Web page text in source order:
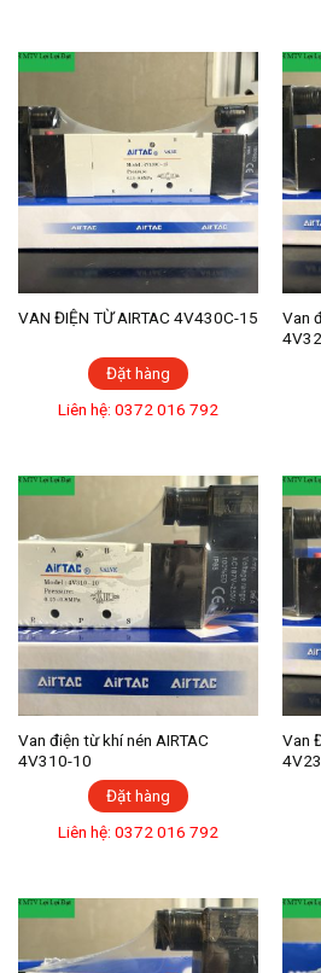
VAN ĐIỆN TỪ AIRTAC 4V430C-15
Đặt hàng
Liên hệ: 0372 016 792
Van
Van điện từ khí nén AIRTAC
4V310-10
Đặt hàng
Liên hệ: 0372 016 792
Van